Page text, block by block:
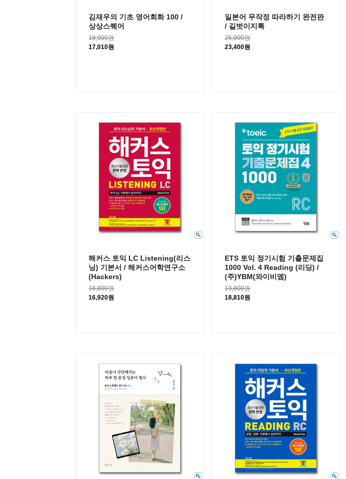
김재우의 기초 영어회화 100 /
상상스퀘어
18,900원
17,010원
일본어 무작정 따라하기 완전판
/ 길벗이지톡
26,000원
23,400원
해커스 토익 LC Listening(리스
닝) 기본서 / 해커스어학연구소
(Hackers)
18,800원
16,920원
ETS 토익 정기시험 기출문제집
1000 Vol. 4 Reading (리딩) /
(주)YBM(와이비엠)
19,800원
18,810원